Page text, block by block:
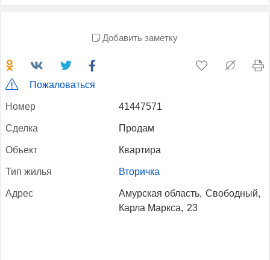
Добавить заметку
Пожаловаться
Но­мер 41447571
Сдел­ка Продам
Объ­ект Квартира
Тип жилья Вторичка
Ад­рес Амурская область, Свободный,
Карла Маркса, 23